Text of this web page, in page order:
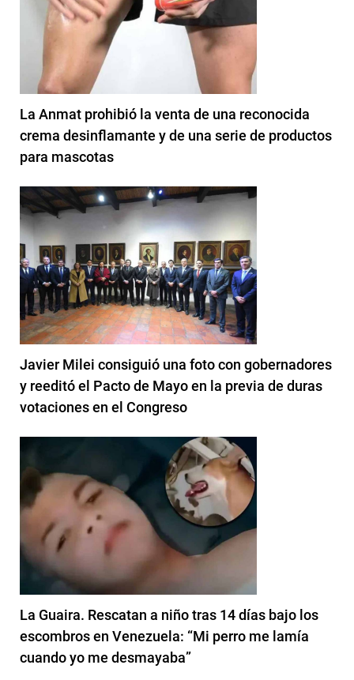
La Anmat prohibió la venta de una reconocida
crema desinflamante y de una serie de productos
para mascotas
Javier Milei consiguió una foto con gobernadores
y reeditó el Pacto de Mayo en la previa de duras
votaciones en el Congreso
La Guaira. Rescatan a niño tras 14 días bajo los
escombros en Venezuela: “Mi perro me lamía
cuando yo me desmayaba”